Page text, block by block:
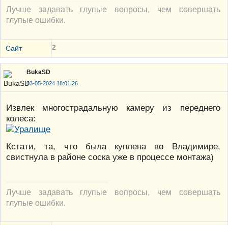
Лучше задавать глупые вопросы, чем совершать
глупые ошибки.
Сайт 2
BukaSD
03-05-2024 18:01:26
Извлек многострадальную камеру из переднего
колеса:
Кстати, та, что была куплена во Владимире,
свистнула в районе соска уже в процессе монтажа)
Лучше задавать глупые вопросы, чем совершать
глупые ошибки.